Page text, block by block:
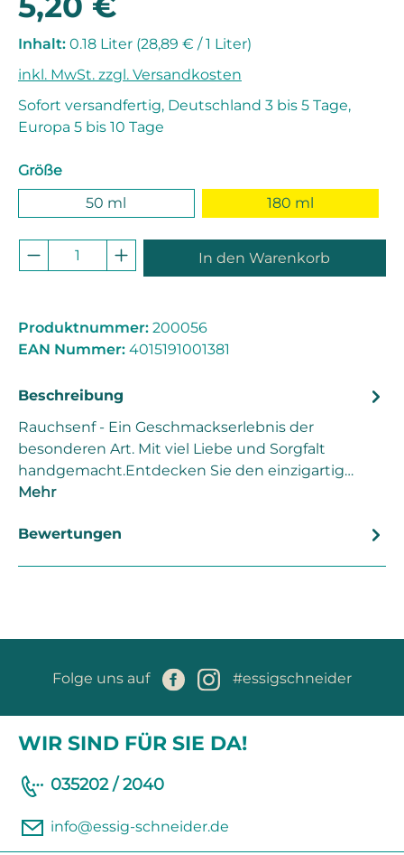
Inhalt: 0.18 Liter (28,89 € / 1 Liter)
inkl. MwSt. zzgl. Versandkosten
Sofort versandfertig, Deutschland 3 bis 5 Tage,
Europa 5 bis 10 Tage
Größeauswählen
50 ml
180 ml
Produkt Anzahl: Gib den
In den Warenkorb
Produktnummer: 200056
EAN Nummer: 4015191001381
Beschreibung
Rauchsenf - Ein Geschmackserlebnis der
besonderen Art. Mit viel Liebe und Sorgfalt
handgemacht.Entdecken Sie den einzigartig…
Mehr
Bewertungen
Folge uns auf #essigschneider
WIR SIND FÜR SIE DA!
035202 / 2040
info@essig-schneider.de